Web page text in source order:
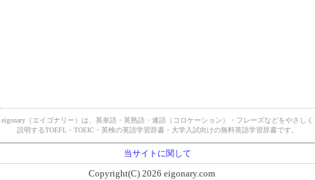
eigonary（エイゴナリー）は、英単語・英熟語・連語（コロケーション）・フレーズなどをやさしく
説明するTOEFL・TOEIC・英検の英語学習辞書・大学入試向けの無料英語学習辞書です。
当サイトに関して
Copyright(C) 2026 eigonary.com